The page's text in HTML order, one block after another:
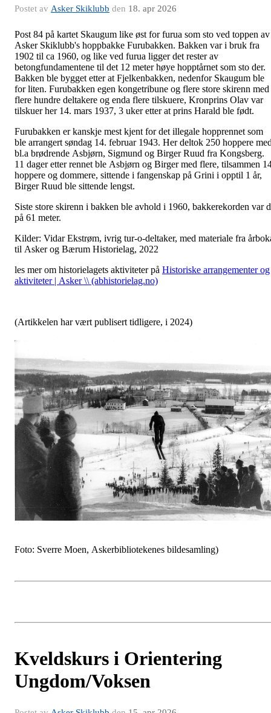
Postet av Asker Skiklubb den 18. apr 2026
Post 84 på kartet Skaugum like øst for furua som sto ved toppen av
Asker Skiklubb's hoppbakke Furubakken. Bakken var i bruk fra
1902 til ca 1960, og like ved furua ligger det rester av
betongfundamentene til det 12 meter høye hopptårnet som sto der.
Bakken ble bygget etter at Fjelkenbakken, nedenfor Skaugum ble
for liten. Furubakken egen kongetribune og flere store skirenn med
flere hundre deltakere og enda flere tilskuere, Kronprins Olav var
tilskuer her 14. mars 1937, 3 uker etter at prins Harald ble født.
Furubakken er kanskje mest kjent for det illegale hopprennet som
ble arrangert søndag 14. februar 1943. Her deltok 250 hoppere
bl.a brødrende Asbjørn, Sigmund og Birger Ruud fra Kongsberg.
11 dager etter rennet ble Asbjørn og Birger med flere, tilsammen
hoppere og dommere, sittende i fangenskap på Grini i opptil 1 år,
Birger Ruud ble sittende lengst.
Siste store skirenn i bakken ble avhold i 1960, bakkerekorden var
på 61 meter.
Kilder: Vidar Ekstrøm, ivrig tur-o-deltaker, med materiale fra
til Asker og Bærum Historielag, 2022
les mer om historielagets aktiviteter på Historiske arrangementer og
aktiviteter | Asker \\ (abhistorielag.no)
(Artikkelen har vært publisert tidligere, i 2024)
Foto: Sverre Moen, Askerbibliotekenes bildesamling)
Kveldskurs i Orientering
Ungdom/Voksen